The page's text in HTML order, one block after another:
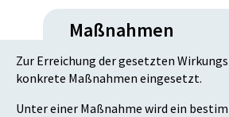
Maßnahmen
Zur Erreichung der gesetzten
konkrete Maßnahmen eingesetzt.
Unter einer Maßnahme wird ein